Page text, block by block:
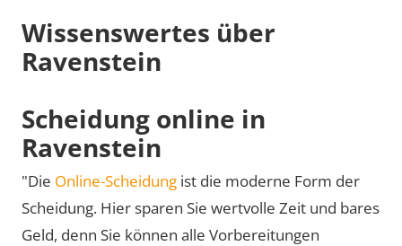
Wissenswertes über
Ravenstein
Scheidung online in
Ravenstein
"Die Online-Scheidung ist die moderne Form der
Scheidung. Hier sparen Sie wertvolle Zeit und bares
Geld, denn Sie können alle Vorbereitungen